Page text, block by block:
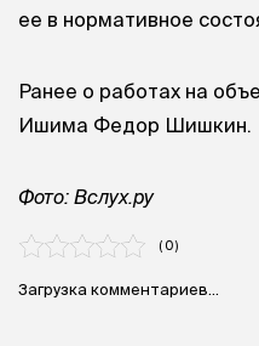
ее в нормативное
Ранее о работах на
Ишима Федор Шишкин.
Фото: Вслух.ру
( 0 )
Загрузка комментариев...